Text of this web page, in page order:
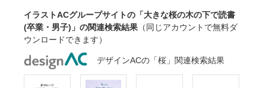
イラストACグループサイトの「大きな桜の木の下で読書
(卒業・男子)」の関連検索結果 （同じアカウントで無料ダ
ウンロードできます）
デザインACの「桜」関連検索結果